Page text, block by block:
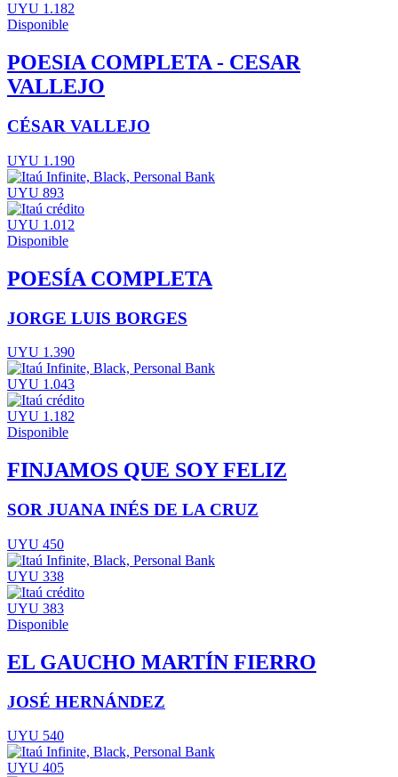
UYU 1.182
Disponible
POESIA COMPLETA - CESAR
VALLEJO
CÉSAR VALLEJO
UYU 1.190
UYU 893
UYU 1.012
Disponible
POESÍA COMPLETA
JORGE LUIS BORGES
UYU 1.390
UYU 1.043
UYU 1.182
Disponible
FINJAMOS QUE SOY FELIZ
SOR JUANA INÉS DE LA CRUZ
UYU 450
UYU 338
UYU 383
Disponible
EL GAUCHO MARTÍN FIERRO
JOSÉ HERNÁNDEZ
UYU 540
UYU 405